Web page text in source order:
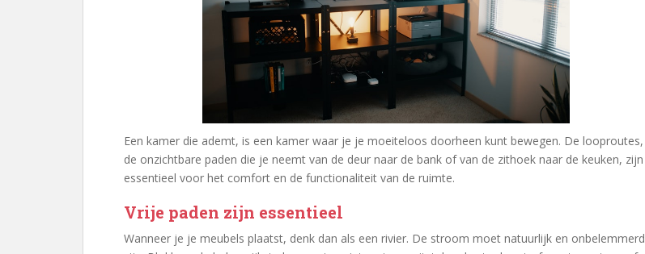
Een kamer die ademt, is een kamer waar je je moeiteloos doorheen kunt bewegen. De looproutes,
de onzichtbare paden die je neemt van de deur naar de bank of van de zithoek naar de keuken, zijn
essentieel voor het comfort en de functionaliteit van de ruimte.
Vrije paden zijn essentieel
Wanneer je je meubels plaatst, denk dan als een rivier. De stroom moet natuurlijk en onbelemmerd